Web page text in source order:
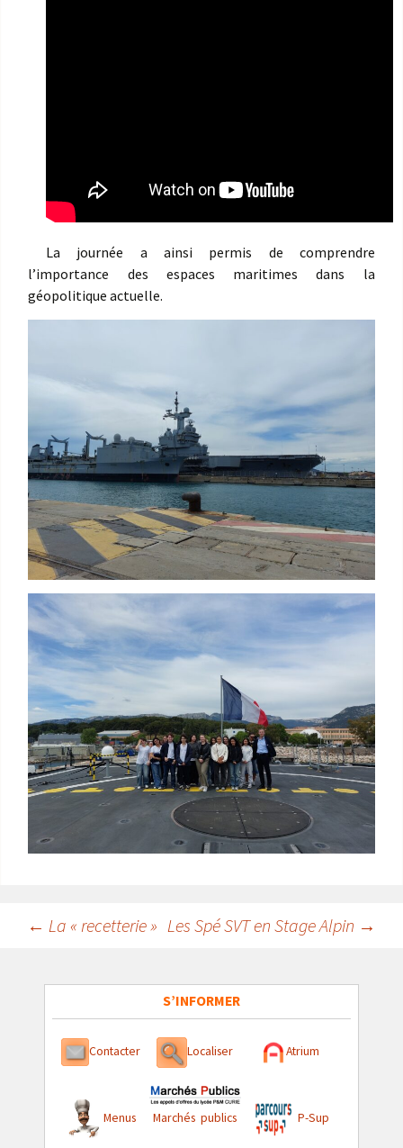
La journée a ainsi permis de comprendre
l’importance des espaces maritimes dans la
géopolitique actuelle.
Navigation
articles
← La « recetterie » Les Spé SVT en Stage Alpin →
S’INFORMER
Contacter Localiser Atrium
Menus Marchés publics P-Sup